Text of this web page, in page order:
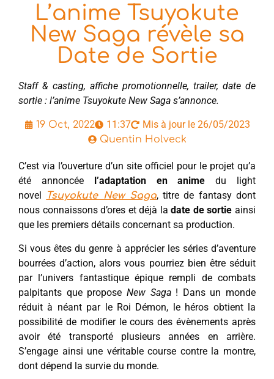
L’anime Tsuyokute
New Saga révèle sa
Date de Sortie
Staff & casting, affiche promotionnelle, trailer, date de
sortie : l’anime Tsuyokute New Saga s’annonce.
19 Oct, 2022 11:37 Mis à jour le 26/05/2023
Quentin Holveck
C’est via l’ouverture d’un site officiel pour le projet qu’a
été annoncée l’adaptation en anime du light
novel
Tsuyokute New Saga, titre de fantasy dont
nous connaissons d’ores et déjà ladate de sortie ainsi
que les premiers détails concernant sa production.
Si vous êtes du genre à apprécier les séries d’aventure
bourrées d’action, alors vous pourriez bien être séduit
par l’univers fantastique épique rempli de combats
palpitants que propose New Saga! Dans un monde
réduit à néant par le Roi Démon, le héros obtient la
possibilité de modifier le cours des évènements après
avoir été transporté plusieurs années en arrière.
S’engage ainsi une véritable course contre la montre,
dont dépend la survie du monde.